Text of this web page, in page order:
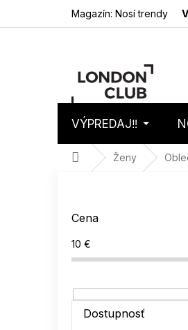
Magazín: Nosí trendy
VÝPREDAJ‼️
DomovŽeny
Cena
10 €
Dostupnosť